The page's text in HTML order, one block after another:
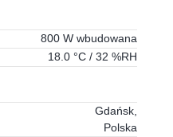
800 W wbudowana
18.0 °C / 32 %RH
Gdańsk,
Polska